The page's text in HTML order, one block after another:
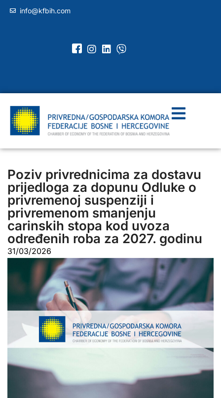
info@kfbih.com
Poziv privrednicima za dostavu
prijedloga za dopunu Odluke o
privremenoj suspenziji i
privremenom smanjenju
carinskih stopa kod uvoza
određenih roba za 2027. godinu
31/03/2026